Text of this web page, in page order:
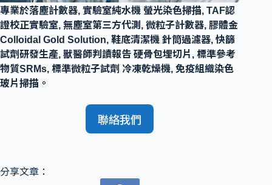
專業於落塵計數器, 實驗室純水機 螢光染色掃描, TAF認
證校正實驗室, 無塵室第三方代測, 微粒子計數器, 膠體金
Colloidal Gold Solution, 鞋底清潔機 針筒過濾器, 快篩
試劑研發生產, 獸醫師判讀報告 硬骨包埋切片, 標準參考
物質SRMs, 標準微粒子試劑 冷凍乾燥機, 免疫組織染色
玻片掃描。
聯絡我們
分享文章：